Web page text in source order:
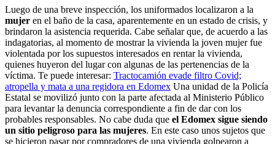
Luego de una breve inspección, los uniformados localizaron a la
mujer en el baño de la casa, aparentemente en un estado de crisis, y
brindaron la asistencia requerida. Cabe señalar que, de acuerdo a las
indagatorias, al momento de mostrar la vivienda la joven mujer fue
violentada por los supuestos interesados en rentar la vivienda,
quienes huyeron del lugar con algunas de las pertenencias de la
víctima. Te puede interesar: Tractocamión evade filtro Covid;
atropella y mata a una regidora en Edomex Una unidad de la Policía
Estatal se movilizó junto con la parte afectada al Ministerio Público
para levantar la denuncia correspondiente a fin de dar con los
probables responsables. No cabe duda que el Edomex sigue siendo
un sitio peligroso para las mujeres. En este caso unos sujetos que
se hicieron pasar por compradores de una vivienda golpearon a